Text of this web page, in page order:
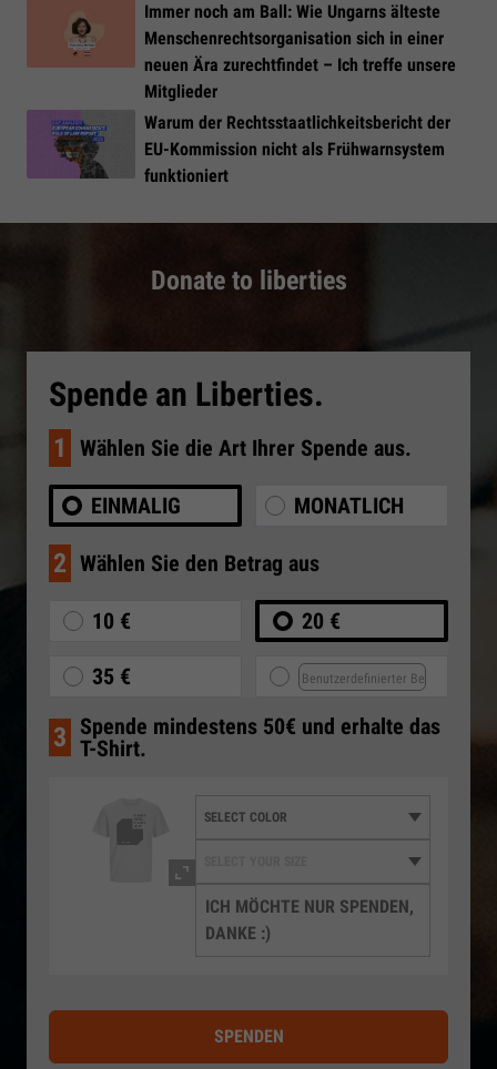
Immer noch am Ball: Wie Ungarns älteste
Menschenrechtsorganisation sich in einer
neuen Ära zurechtfindet – Ich treffe unsere
Mitglieder
Warum der Rechtsstaatlichkeitsbericht der
EU-Kommission nicht als Frühwarnsystem
funktioniert
Donate to liberties
Spende an Liberties.
1 Wählen Sie die Art Ihrer Spende aus.
EINMALIG MONATLICH
2 Wählen Sie den Betrag aus
10 € 20 €
35 €
3 Spende mindestens 50€ und erhalte das
T-Shirt.
ICH MÖCHTE NUR SPENDEN,
DANKE :)
SPENDEN